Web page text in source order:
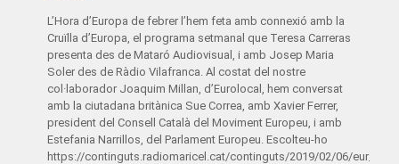
L’Hora d’Europa de febrer l’hem feta amb connexió amb la
Cruïlla d’Europa, el programa setmanal que Teresa Carreras
presenta des de Mataró Audiovisual, i amb Josep Maria
Soler des de Ràdio Vilafranca. Al costat del nostre
col·laborador Joaquim Millan, d’Eurolocal, hem conversat
amb la ciutadana britànica Sue Correa, amb Xavier Ferrer,
president del Consell Català del Moviment Europeu, i amb
Estefania Narrillos, del Parlament Europeu. Escolteu-ho
https://continguts.radiomaricel.cat/continguts/2019/02/06/